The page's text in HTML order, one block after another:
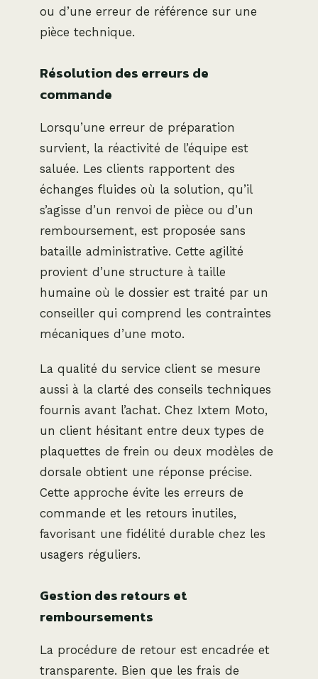
ou d’une erreur de référence sur une
pièce technique.
Résolution des erreurs de
commande
Lorsqu’une erreur de préparation
survient, la réactivité de l’équipe est
saluée. Les clients rapportent des
échanges fluides où la solution, qu’il
s’agisse d’un renvoi de pièce ou d’un
remboursement, est proposée sans
bataille administrative. Cette agilité
provient d’une structure à taille
humaine où le dossier est traité par un
conseiller qui comprend les contraintes
mécaniques d’une moto.
La qualité du service client se mesure
aussi à la clarté des conseils techniques
fournis avant l’achat. Chez Ixtem Moto,
un client hésitant entre deux types de
plaquettes de frein ou deux modèles de
dorsale obtient une réponse précise.
Cette approche évite les erreurs de
commande et les retours inutiles,
favorisant une fidélité durable chez les
usagers réguliers.
Gestion des retours et
remboursements
La procédure de retour est encadrée et
transparente. Bien que les frais de